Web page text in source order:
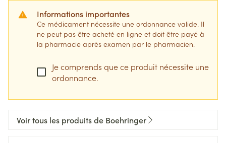
Informations importantes
Ce médicament nécessite une ordonnance valide. Il
ne peut pas être acheté en ligne et doit être payé à
la pharmacie après examen par le pharmacien.
Je comprends que ce produit nécessite une
ordonnance.
Voir tous les produits de Boehringer